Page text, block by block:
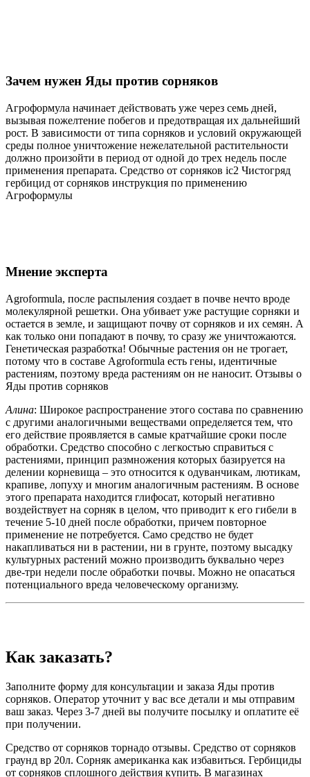
Зачем нужен Яды против сорняков
Агроформула начинает действовать уже через семь дней,
вызывая пожелтение побегов и предотвращая их дальнейший
рост. В зависимости от типа сорняков и условий окружающей
среды полное уничтожение нежелательной растительности
должно произойти в период от одной до трех недель после
применения препарата. Средство от сорняков ic2 Чистогряд
гербицид от сорняков инструкция по применению
Агроформулы
Мнение эксперта
Agroformula, после распыления создает в почве нечто вроде
молекулярной решетки. Она убивает уже растущие сорняки и
остается в земле, и защищают почву от сорняков и их семян. А
как только они попадают в почву, то сразу же уничтожаются.
Генетическая разработка! Обычные растения он не трогает,
потому что в составе Agroformula есть гены, идентичные
растениям, поэтому вреда растениям он не наносит. Отзывы о
Яды против сорняков
Алина: Широкое распространение этого состава по сравнению
с другими аналогичными веществами определяется тем, что
его действие проявляется в самые кратчайшие сроки после
обработки. Средство способно с легкостью справиться с
растениями, принцип размножения которых базируется на
делении корневища – это относится к одуванчикам, лютикам,
крапиве, лопуху и многим аналогичным растениям. В основе
этого препарата находится глифосат, который негативно
воздействует на сорняк в целом, что приводит к его гибели в
течение 5-10 дней после обработки, причем повторное
применение не потребуется. Само средство не будет
накапливаться ни в растении, ни в грунте, поэтому высадку
культурных растений можно производить буквально через
две-три недели после обработки почвы. Можно не опасаться
потенциального вреда человеческому организму.
Как заказать?
Заполните форму для консультации и заказа Яды против
сорняков. Оператор уточнит у вас все детали и мы отправим
ваш заказ. Через 3-7 дней вы получите посылку и оплатите её
при получении.
Средство от сорняков торнадо отзывы. Средство от сорняков
граунд вр 20л. Сорняк американка как избавиться. Гербициды
от сорняков сплошного действия купить. В магазинах